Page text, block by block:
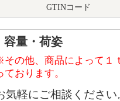
GTINコード
容量・荷姿
の他、商品によって１
ております。
気軽にご相談ください